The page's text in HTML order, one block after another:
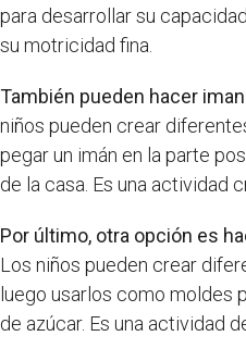
para desarrollar su
su motricidad fina.
También pueden hacer
niños pueden crear
pegar un imán en la parte
de la casa. Es una actividad
Por último, otra opción es
Los niños pueden crear
luego usarlos como moldes
de azúcar. Es una actividad